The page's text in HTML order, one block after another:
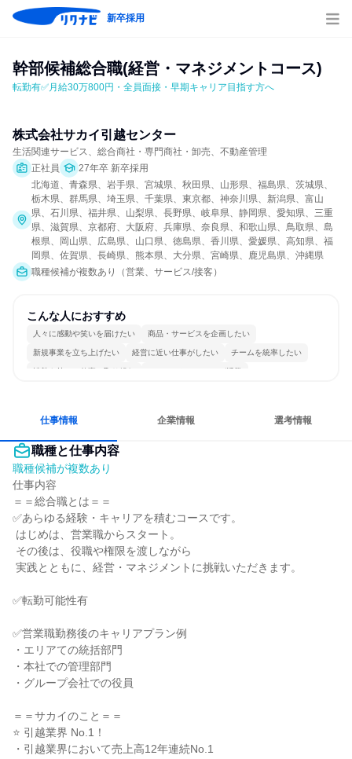
新卒採用
幹部候補総合職(経営・マネジメントコース)
転勤有✅月給30万800円・全員面接・早期キャリア目指す方へ
株式会社サカイ引越センター
生活関連サービス、総合商社・専門商社・卸売、不動産管理
正社員
27年卒 新卒採用
北海道、青森県、岩手県、宮城県、秋田県、山形県、福島県、茨城県、
栃木県、群馬県、埼玉県、千葉県、東京都、神奈川県、新潟県、富山
県、石川県、福井県、山梨県、長野県、岐阜県、静岡県、愛知県、三重
県、滋賀県、京都府、大阪府、兵庫県、奈良県、和歌山県、鳥取県、島
根県、岡山県、広島県、山口県、徳島県、香川県、愛媛県、高知県、福
岡県、佐賀県、長崎県、熊本県、大分県、宮崎県、鹿児島県、沖縄県
職種候補が複数あり（営業、サービス/接客）
こんな人におすすめ
人々に感動や笑いを届けたい 商品・サービスを企画したい
新規事業を立ち上げたい 経営に近い仕事がしたい チームを統率したい
情熱を持って仕事に取り組む コミュニケーションが活発
仕事情報 企業情報 選考情報
職種と仕事内容
職種候補が複数あり
仕事内容
＝＝総合職とは＝＝
✅あらゆる経験・キャリアを積むコースです。
✅転勤可能性有
✅営業職勤務後のキャリアプラン例
・エリアての統括部門
・本社での管理部門
・グループ会社での役員
＝＝サカイのこと＝＝
⭐ 引越業界 No.1！
・引越業界において売上高12年連続No.1